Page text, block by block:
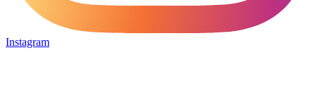
Instagram